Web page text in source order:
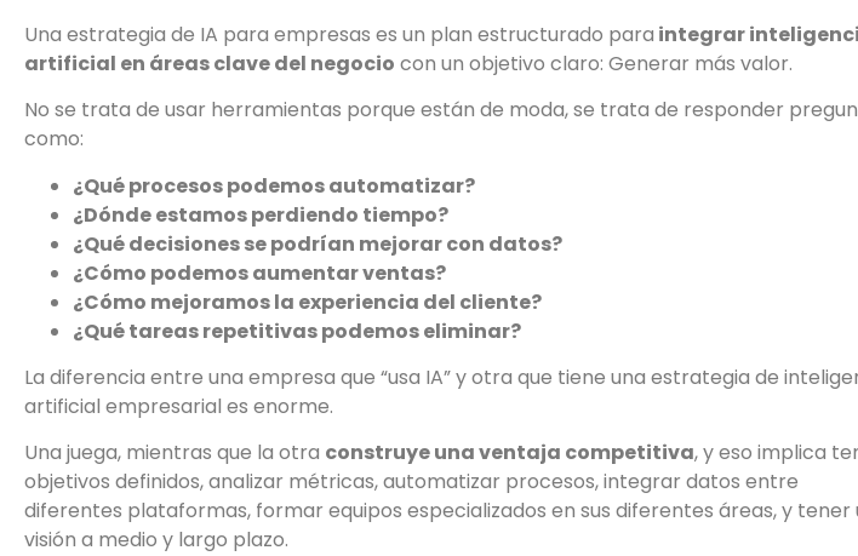
Una estrategia de IA para empresas es un plan estructurado para integrar
artificial en áreas clave del negocio con un objetivo claro: Generar más valor.
No se trata de usar herramientas porque están de moda, se trata de responder
como:
¿Qué procesos podemos automatizar?
¿Dónde estamos perdiendo tiempo?
¿Qué decisiones se podrían mejorar con datos?
¿Cómo podemos aumentar ventas?
¿Cómo mejoramos la experiencia del cliente?
¿Qué tareas repetitivas podemos eliminar?
La diferencia entre una empresa que “usa IA” y otra que tiene una estrategia de
artificial empresarial es enorme.
Una juega, mientras que la otra construye una ventaja competitiva, y eso implica
objetivos definidos, analizar métricas, automatizar procesos, integrar datos entre
diferentes plataformas, formar equipos especializados en sus diferentes áreas, y tener
visión a medio y largo plazo.